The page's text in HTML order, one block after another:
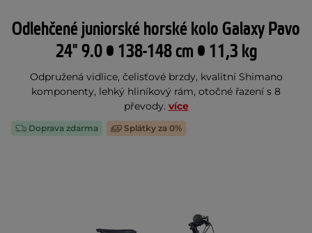
Odlehčené juniorské horské kolo Galaxy Pavo
24" 9.0 • 138-148 cm • 11,3 kg
Odpružená vidlice, čelisťové brzdy, kvalitní Shimano
komponenty, lehký hliníkový rám, otočné řazení s 8
převody. více
Doprava zdarma Splátky za 0%